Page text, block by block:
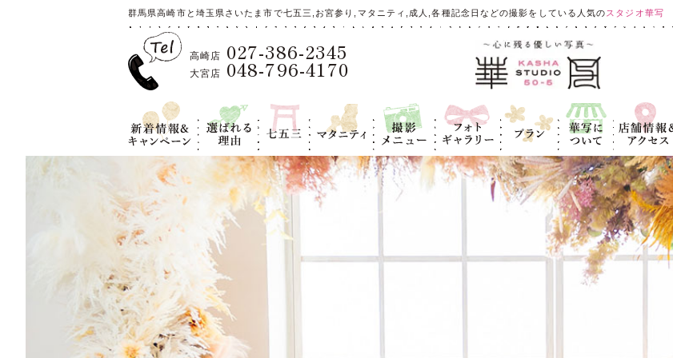
群馬県高崎市と埼玉県さいたま市で七五三,お宮参り,マタニティ,成人,各種記念日などの撮影をしている人気のスタジオ華写
高崎店 027-386-2345
大宮店 048-796-4170
新着情報＆キ
ャンペーン
選ばれる理
由
七五三 マタニティ
撮影メニュ
ー
フォトギャラ
リー
プラン
華写につい
て
店舗情報＆ア
クセス